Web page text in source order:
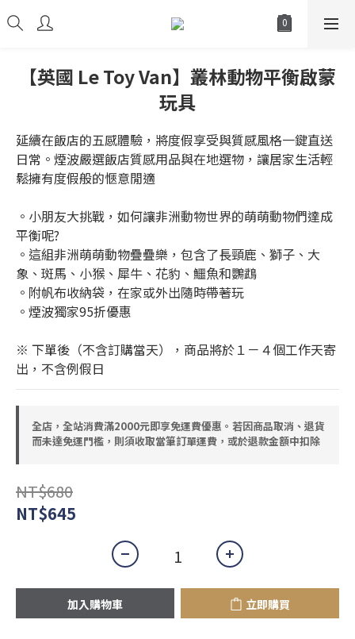
【英國 Le Toy Van】叢林動物平衡啟蒙
玩具
延續在飯店的五感體驗，將度假享受與質感風格一鍵直送
日常。煙波嚴選飯店質感用品與在地選物，讓居家生活輕
鬆擁有度假般的愜意閒適
。小朋友大挑戰，如何讓非洲動物世界的萌萌動物們達成
平衡呢?
。這組非洲萌萌動物疊疊樂，包含了長頸鹿、獅子、大
象、斑馬、小猴、犀牛、花豹、鱷魚和鸚鵡
。附帆布收納袋，在家或外出隨時帶著玩
。煙波獨家95折優惠
※ 下單後（不含訂購當天），商品將於１－４個工作天寄
出，不含例假日
全店，全站消費滿2000元即享免運費優惠。若因商品取消、退貨
而未達免運門檻，則須收取當筆訂單運費，或於退款金額中扣除
NT$680
NT$645
加入購物車 立即購買